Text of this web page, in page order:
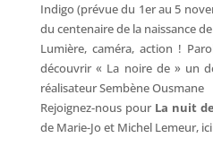
Indigo (prévue du 1er au 5
du centenaire de la naissance
Lumière, caméra, action !
découvrir « La noire de » un
réalisateur Sembène Ousmane
Rejoignez-nous pour La nuit
de Marie-Jo et Michel Lemeur,